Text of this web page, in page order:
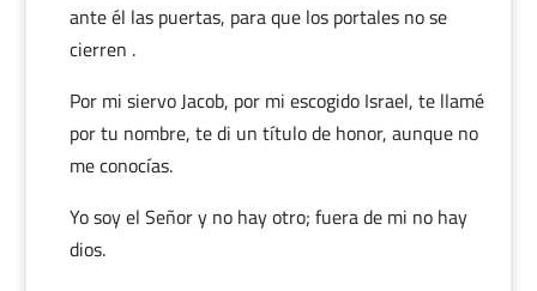
ante él las puertas, para que los portales no se
cierren .
Por mi siervo Jacob, por mi escogido Israel, te llamé
por tu nombre, te di un título de honor, aunque no
me conocías.
Yo soy el Señor y no hay otro; fuera de mi no hay
dios.